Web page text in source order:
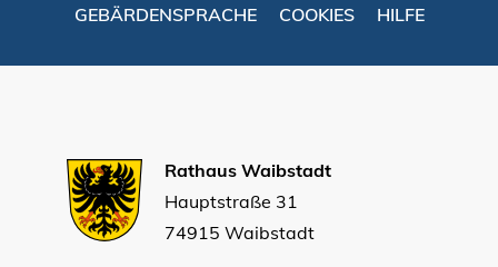
GEBÄRDENSPRACHE
COOKIES HILFE
Rathaus Waibstadt
Hauptstraße 31
74915 Waibstadt